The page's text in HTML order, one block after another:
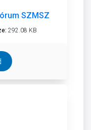
SZMSZ
292.08 KB